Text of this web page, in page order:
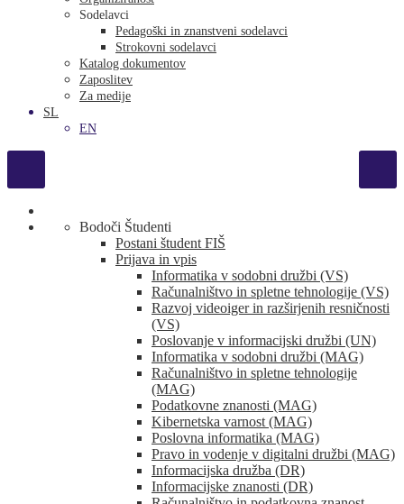
Sodelavci
Pedagoški in znanstveni sodelavci
Strokovni sodelavci
Katalog dokumentov
Zaposlitev
Za medije
SL
EN
Bodoči Študenti
Postani študent FIŠ
Prijava in vpis
Informatika v sodobni družbi (VS)
Računalništvo in spletne tehnologije (VS)
Razvoj videoiger in razširjenih resničnosti
(VS)
Poslovanje v informacijski družbi (UN)
Informatika v sodobni družbi (MAG)
Računalništvo in spletne tehnologije
(MAG)
Podatkovne znanosti (MAG)
Kibernetska varnost (MAG)
Poslovna informatika (MAG)
Pravo in vodenje v digitalni družbi (MAG)
Informacijska družba (DR)
Informacijske znanosti (DR)